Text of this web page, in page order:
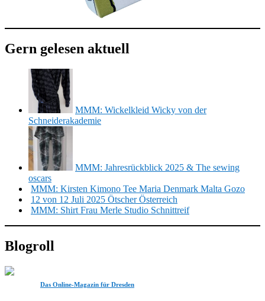
Gern gelesen aktuell
MMM: Wickelkleid Wicky von der
Schneiderakademie
MMM: Jahresrückblick 2025 & The sewing
oscars
MMM: Kirsten Kimono Tee Maria Denmark Malta Gozo
12 von 12 Juli 2025 Ötscher Österreich
MMM: Shirt Frau Merle Studio Schnittreif
Blogroll
Das Online-Magazin für Dresden